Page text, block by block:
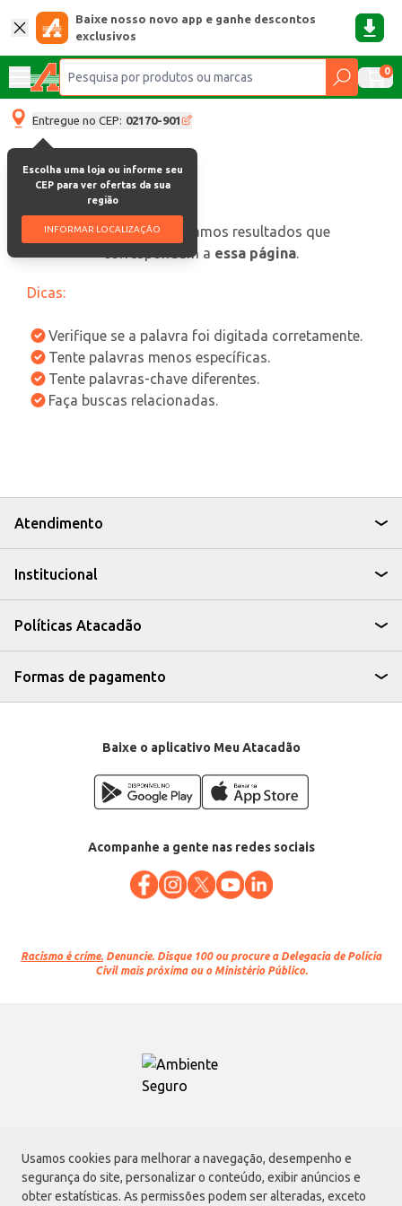
Usamos cookies para melhorar a navegação, desempenho e
segurança do site, personalizar o conteúdo, exibir anúncios e
obter estatísticas. As permissões podem ser alteradas, exceto
Baixe nosso novo app e ganhe descontos
exclusivos
0
Entregue no CEP: 02170-901
Escolha uma loja ou informe seu
CEP para ver ofertas da sua
região
INFORMAR LOCALIZAÇÃO
oops, não encontramos resultados que
correspondam a essa página.
Dicas:
Verifique se a palavra foi digitada corretamente.
Tente palavras menos específicas.
Tente palavras-chave diferentes.
Faça buscas relacionadas.
Atendimento
Institucional
Políticas Atacadão
Formas de pagamento
Baixe o aplicativo Meu Atacadão
Acompanhe a gente nas redes sociais
Racismo é crime. Denuncie. Disque 100 ou procure a Delegacia de Polícia
Civil mais próxima ou o Ministério Público.
Atacadão S.A.
Avenida Morvan Dias de Figueiredo, 6169, Vila Maria, São Paulo - SP | CEP
02170-901 | CNPJ: 75.315.333/0001-09